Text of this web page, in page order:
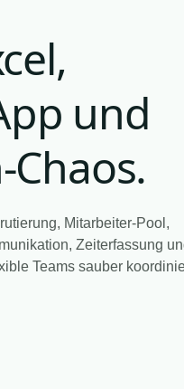
und
Mitarbeiter-Pool,
Zeiterfassung
Teams sauber